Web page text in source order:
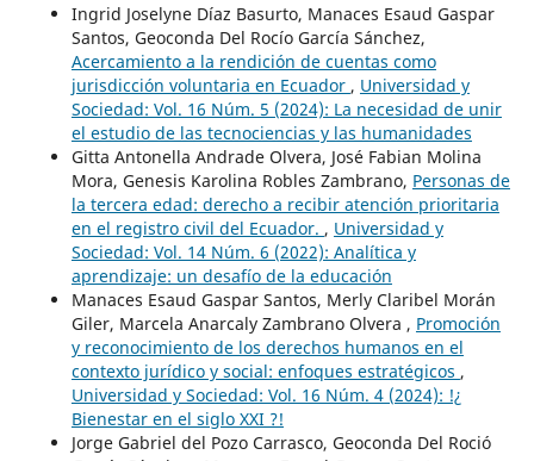
Ingrid Joselyne Díaz Basurto, Manaces Esaud Gaspar
Santos, Geoconda Del Rocío García Sánchez,
Acercamiento a la rendición de cuentas como
jurisdicción voluntaria en Ecuador , Universidad y
Sociedad: Vol. 16 Núm. 5 (2024): La necesidad de unir
el estudio de las tecnociencias y las humanidades
Gitta Antonella Andrade Olvera, José Fabian Molina
Mora, Genesis Karolina Robles Zambrano, Personas de
la tercera edad: derecho a recibir atención prioritaria
en el registro civil del Ecuador. , Universidad y
Sociedad: Vol. 14 Núm. 6 (2022): Analítica y
aprendizaje: un desafío de la educación
Manaces Esaud Gaspar Santos, Merly Claribel Morán
Giler, Marcela Anarcaly Zambrano Olvera , Promoción
y reconocimiento de los derechos humanos en el
contexto jurídico y social: enfoques estratégicos ,
Universidad y Sociedad: Vol. 16 Núm. 4 (2024): !¿
Bienestar en el siglo XXI ?!
Jorge Gabriel del Pozo Carrasco, Geoconda Del Roció